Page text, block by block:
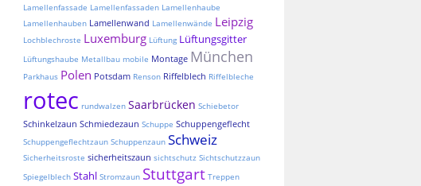
Lamellenfassade Lamellenfassaden Lamellenhaube
Lamellenhauben Lamellenwand Lamellenwände Leipzig
Lochblechroste Luxemburg Lüftung Lüftungsgitter
Lüftungshaube Metallbau mobile Montage München
Parkhaus Polen Potsdam Renson Riffelblech Riffelbleche
rotec rundwalzen Saarbrücken Schiebetor
Schinkelzaun Schmiedezaun Schuppe Schuppengeflecht
Schuppengeflechtzaun Schuppenzaun Schweiz
Sicherheitsroste sicherheitszaun sichtschutz Sichtschutzzaun
Spiegelblech Stahl Stromzaun Stuttgart Treppen